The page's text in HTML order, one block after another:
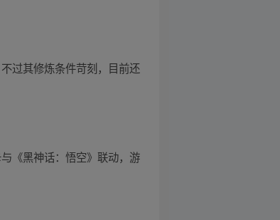
过其修炼条件苛刻，目前还
《黑神话：悟空》联动，游